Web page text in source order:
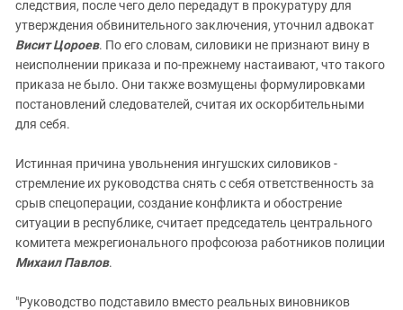
следствия, после чего дело передадут в прокуратуру для
утверждения обвинительного заключения, уточнил адвокат
Висит Цороев. По его словам, силовики не признают вину в
неисполнении приказа и по-прежнему настаивают, что такого
приказа не было. Они также возмущены формулировками
постановлений следователей, считая их оскорбительными
для себя.
Истинная причина увольнения ингушских силовиков -
стремление их руководства снять с себя ответственность за
срыв спецоперации, создание конфликта и обострение
ситуации в республике, считает председатель центрального
комитета межрегионального профсоюза работников полиции
Михаил Павлов.
"Руководство подставило вместо реальных виновников